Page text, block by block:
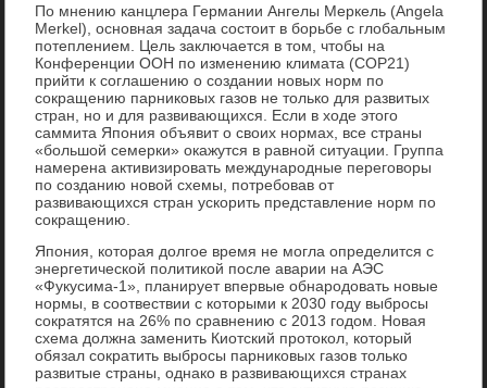
По мнению канцлера Германии Ангелы Меркель (Angela
Merkel), основная задача состоит в борьбе с глобальным
потеплением. Цель заключается в том, чтобы на
Конференции ООН по изменению климата (COP21)
прийти к соглашению о создании новых норм по
сокращению парниковых газов не только для развитых
стран, но и для развивающихся. Если в ходе этого
саммита Япония объявит о своих нормах, все страны
«большой семерки» окажутся в равной ситуации. Группа
намерена активизировать международные переговоры
по созданию новой схемы, потребовав от
развивающихся стран ускорить представление норм по
сокращению.
Япония, которая долгое время не могла определится с
энергетической политикой после аварии на АЭС
«Фукусима-1», планирует впервые обнародовать новые
нормы, в соотвествии с которыми к 2030 году выбросы
сократятся на 26% по сравнению с 2013 годом. Новая
схема должна заменить Киотский протокол, который
обязал сократить выбросы парниковых газов только
развитые страны, однако в развивающихся странах